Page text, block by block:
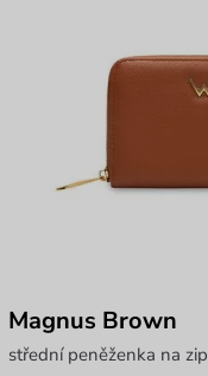
Magnus Brown
střední peněženka na zip